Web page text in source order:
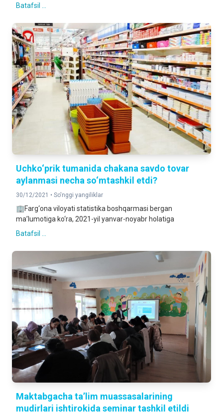
Batafsil ...
Uchko‘prik tumanida chakana savdo tovar
aylanmasi necha so‘mtashkil etdi?
30/12/2021 • So'nggi yangiliklar
🏢Farg‘ona viloyati statistika boshqarmasi bergan
ma’lumotiga ko‘ra, 2021-yil yanvar-noyabr holatiga
Batafsil ...
Maktabgacha ta’lim muassasalarining
mudirlari ishtirokida seminar tashkil etildi